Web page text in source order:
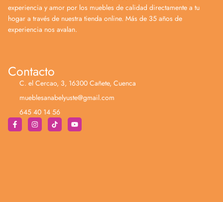
experiencia y amor por los muebles de calidad directamente a tu
hogar a través de nuestra tienda online. Más de 35 años de
experiencia nos avalan.
Contacto
C. el Cercao, 3, 16300 Cañete, Cuenca
mueblesanabelyuste@gmail.com
645 40 14 56